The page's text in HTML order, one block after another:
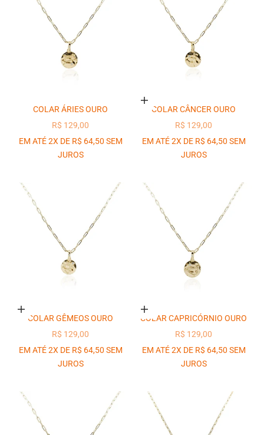
COLAR ÁRIES OURO
PREÇO PROMOCIONAL
R$ 129,00
EM ATÉ 2X DE R$ 64,50 SEM
JUROS
Adicionar ao carrinho
COLAR CÂNCER OURO
PREÇO PROMOCIONAL
R$ 129,00
EM ATÉ 2X DE R$ 64,50 SEM
JUROS
Adicionar ao carrinho
COLAR GÊMEOS OURO
PREÇO PROMOCIONAL
R$ 129,00
EM ATÉ 2X DE R$ 64,50 SEM
JUROS
Adicionar ao carrinho
COLAR CAPRICÓRNIO OURO
PREÇO PROMOCIONAL
R$ 129,00
EM ATÉ 2X DE R$ 64,50 SEM
JUROS